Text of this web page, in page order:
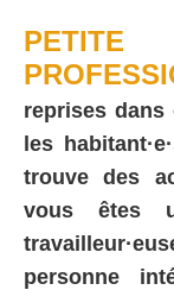
reprises
les
trouve des
vous êtes
personne